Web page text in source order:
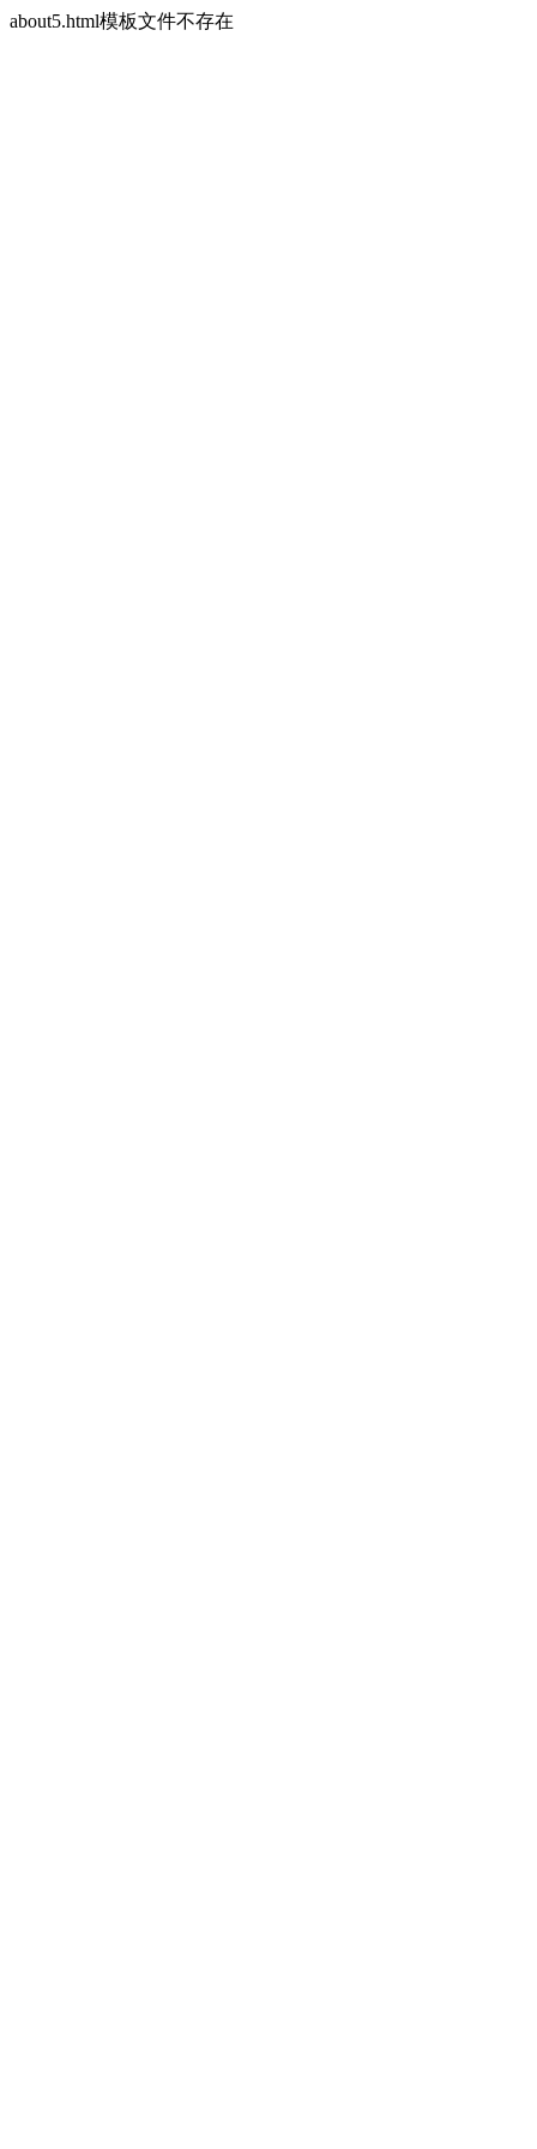
about5.html模板文件不存在